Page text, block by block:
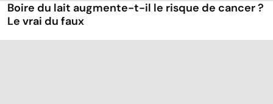
Boire du lait augmente-t-il le risque de cancer ?
Le vrai du faux